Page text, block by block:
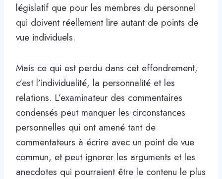
législatif que pour les membres du personnel
qui doivent réellement lire autant de points de
vue individuels.
Mais ce qui est perdu dans cet effondrement,
c’est l’individualité, la personnalité et les
relations. L’examinateur des commentaires
condensés peut manquer les circonstances
personnelles qui ont amené tant de
commentateurs à écrire avec un point de vue
commun, et peut ignorer les arguments et les
anecdotes qui pourraient être le contenu le plus